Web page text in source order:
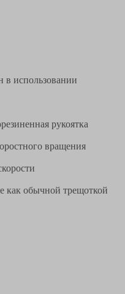
в использовании
рукоятка
вращения
как обычной трещоткой